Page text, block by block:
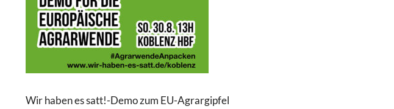
Wir haben es satt!-Demo zum EU-Agrargipfel